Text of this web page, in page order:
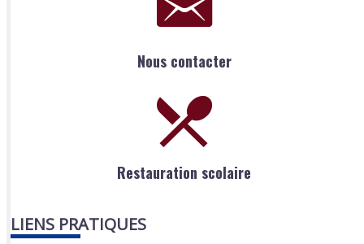
Nous contacter
Restauration scolaire
LIENS PRATIQUES